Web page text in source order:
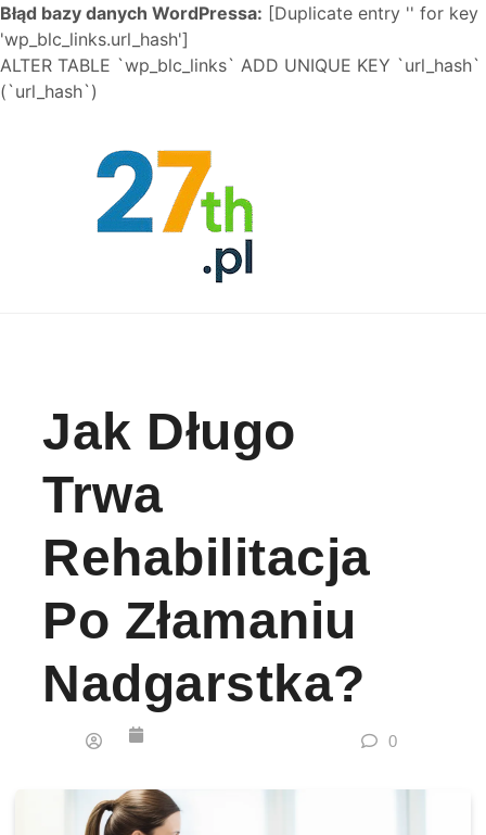
Błąd bazy danych WordPressa: [Duplicate entry '' for key
'wp_blc_links.url_hash']
ALTER TABLE `wp_blc_links` ADD UNIQUE KEY `url_hash`
(`url_hash`)
Jak Długo
Trwa
Rehabilitacja
Po Złamaniu
Nadgarstka?
0